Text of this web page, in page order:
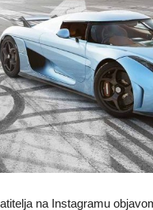
na Instagramu